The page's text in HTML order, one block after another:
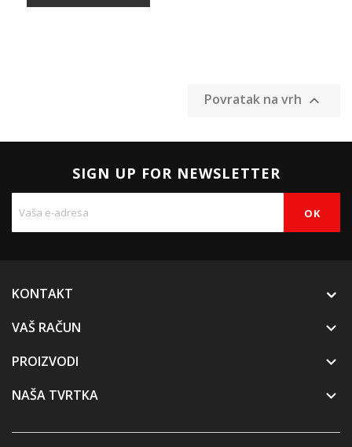
Povratak na vrh 
SIGN UP FOR NEWSLETTER
KONTAKT
VAŠ RAČUN

PROIZVODI 
NAŠA TVRTKA 